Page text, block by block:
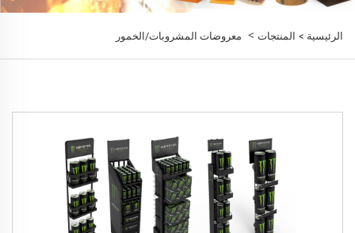
الرئيسية > المنتجات > معروضات المشروبات/الخمور